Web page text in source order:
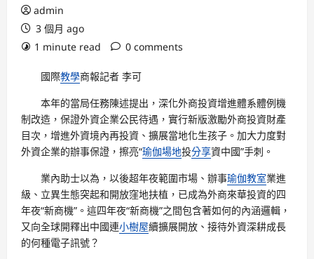
admin
3 個月 ago
1 minute read
0 comments
國際教學商報記者 李可
本年的當局任務陳述提出，深化外商投資增進體系體例機
制改造，保證外資企業公民待遇，實行新版激勵外商投資財產
目次，增進外資境內再投資、擴展當地化生孩子。加大力度對
外資企業的辦事保證，擦亮“瑜伽場地投分享資中國”手刺。
業內助士以為，以後超年夜範圍市場、辦事瑜伽教室業進
級、立異生態突起和開放窪地扶植，已成為外商來華投資的四
年夜“新商機”。這四年夜“新商機”之間包含著如何的內涵邏輯，
又向全球開釋出中國連小樹屋續擴展開放、接待外資深耕成長
的何種電子訊號？